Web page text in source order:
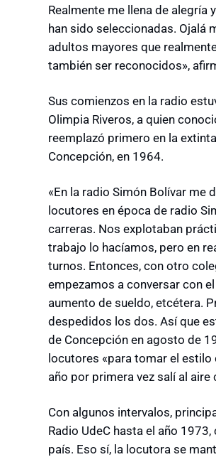
Realmente me llena de
han sido seleccionadas. Ojalá
adultos mayores que
también ser reconocidos»,
Sus comienzos en la radio
Olimpia Riveros, a quien
reemplazó primero en la
Concepción, en 1964.
«En la radio Simón Bolívar me
locutores en época de radio
carreras. Nos explotaban
trabajo lo hacíamos, pero en
turnos. Entonces, con otro
empezamos a conversar con
aumento de sueldo, etcétera.
despedidos los dos. Así que
de Concepción en agosto de
locutores «para tomar el
año por primera vez salí al
Con algunos intervalos,
Radio UdeC hasta el año
país. Eso sí, la locutora se